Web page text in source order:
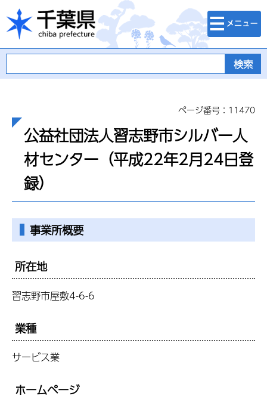
千葉県
検索・メニュ
ー
ページ番号：11470
公益社団法人習志野市シルバー人
材センター（平成22年2月24日登
録）
事業所概要
所在地
習志野市屋敷4-6-6
業種
サービス業
ホームページ